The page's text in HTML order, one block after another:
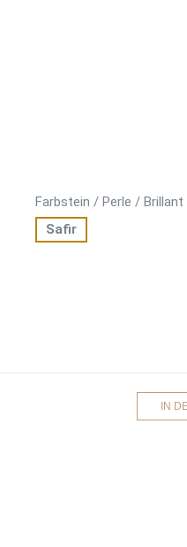
Farbstein / Perle / Brillant
Safir
IN